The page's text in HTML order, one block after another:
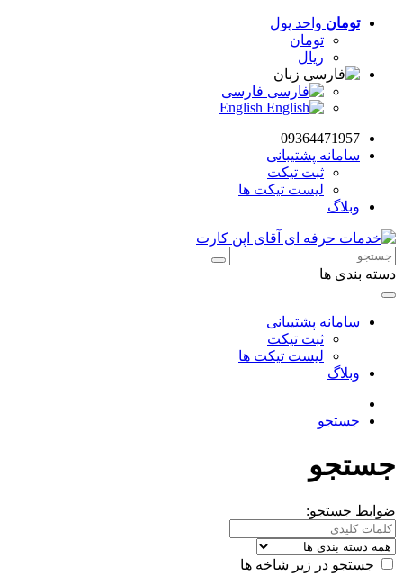
تومان واحد پول
تومان
ریال
زبان
فارسی
09364471957
سامانه پشتیبانی
ثبت تیکت
لیست تیکت ها
وبلاگ
دسته بندی ها
سامانه پشتیبانی
ثبت تیکت
لیست تیکت ها
وبلاگ
جستجو
جستجو
ضوابط جستجو:
جستجو در زیر شاخه ها